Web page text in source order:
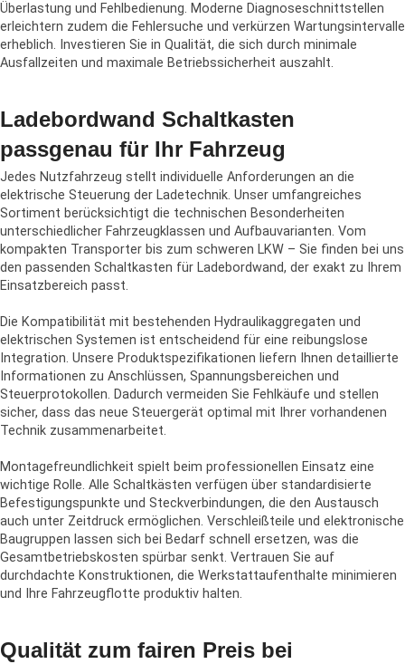
Überlastung und Fehlbedienung. Moderne Diagnoseschnittstellen
erleichtern zudem die Fehlersuche und verkürzen Wartungsintervalle
erheblich. Investieren Sie in Qualität, die sich durch minimale
Ausfallzeiten und maximale Betriebssicherheit auszahlt.
Ladebordwand Schaltkasten
passgenau für Ihr Fahrzeug
Jedes Nutzfahrzeug stellt individuelle Anforderungen an die
elektrische Steuerung der Ladetechnik. Unser umfangreiches
Sortiment berücksichtigt die technischen Besonderheiten
unterschiedlicher Fahrzeugklassen und Aufbauvarianten. Vom
kompakten Transporter bis zum schweren LKW – Sie finden bei uns
den passenden Schaltkasten für Ladebordwand, der exakt zu Ihrem
Einsatzbereich passt.
Die Kompatibilität mit bestehenden Hydraulikaggregaten und
elektrischen Systemen ist entscheidend für eine reibungslose
Integration. Unsere Produktspezifikationen liefern Ihnen detaillierte
Informationen zu Anschlüssen, Spannungsbereichen und
Steuerprotokollen. Dadurch vermeiden Sie Fehlkäufe und stellen
sicher, dass das neue Steuergerät optimal mit Ihrer vorhandenen
Technik zusammenarbeitet.
Montagefreundlichkeit spielt beim professionellen Einsatz eine
wichtige Rolle. Alle Schaltkästen verfügen über standardisierte
Befestigungspunkte und Steckverbindungen, die den Austausch
auch unter Zeitdruck ermöglichen. Verschleißteile und elektronische
Baugruppen lassen sich bei Bedarf schnell ersetzen, was die
Gesamtbetriebskosten spürbar senkt. Vertrauen Sie auf
durchdachte Konstruktionen, die Werkstattaufenthalte minimieren
und Ihre Fahrzeugflotte produktiv halten.
Qualität zum fairen Preis bei